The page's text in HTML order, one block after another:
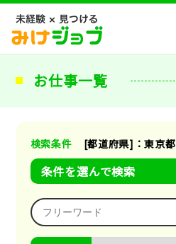
お仕事一覧
検索条件 [都道府県]：東京都
条件を選んで検索